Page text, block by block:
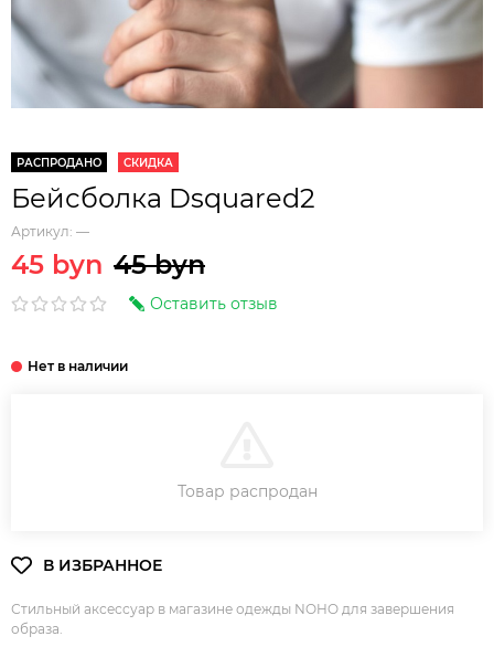
РАСПРОДАНО СКИДКА
Бейсболка Dsquared2
Артикул: —
45 byn 45 byn
Оставить отзыв
Товар распродан
Стильный аксессуар в магазине одежды NOHO для завершения
образа.